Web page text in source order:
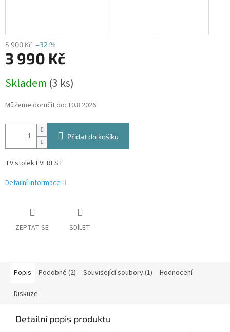
5 900 Kč –32 %
3 990 Kč
cena:
Skladem (3 ks)
Můžeme doručit do: 10.8.2026
Přidat do košíku
TV stolek EVEREST
Detailní informace
ZEPTAT SE SDÍLET
Popis Podobné (2) Související soubory (1) Hodnocení
Diskuze
Detailní popis produktu